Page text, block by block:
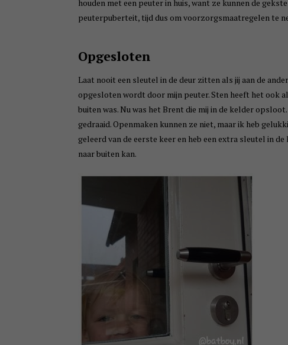
houden met een peuter in huis, want ze kunnen de
peuterpuberteit, tijd dus om voorzorgsmaatregelen te
Opgesloten
Laat nooit een sleutel in de deur zitten als jij aan de
opgesloten wordt door mijn peuter. Sten heeft het ook
buiten was. Nu was het Brent die mij in de kelder
gedraaid. Openmaken kunnen ze niet, maar ik heb
geleerd van de eerste keer en heb een extra sleutel in
naar buiten kan.